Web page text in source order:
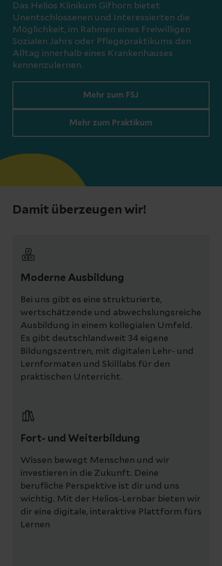
Das Helios Klinikum Gifhorn bietet
Unentschlossenen und Interessierten die
Möglichkeit, im Rahmen eines Freiwilligen
Sozialen Jahrs oder Pflegepraktikums den
Alltag innerhalb eines Krankenhauses
kennenzulernen.
Mehr zum FSJ
Mehr zum Praktikum
Damit überzeugen wir!
Moderne Ausbildung
Bei uns gibt es eine strukturierte,
wertschätzende und abwechslungsreiche
Ausbildung in einem kollegialen Umfeld.
Es gibt deutschlandweit 34 eigene
Bildungszentren, mit digitalen Lehr- und
Lernformaten und Skilllabs für den
praktischen Unterricht.
Fort- und Weiterbildung
Wissen bewegt Menschen und wir
investieren in die Zukunft. Deine
berufliche Perspektive ist dir und uns
wichtig. Mit der Helios-Lernbar bieten wir
dir eine digitale, interaktive Plattform fürs
Lernen